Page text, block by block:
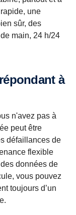
une
sûr, des
main, 24 h/24
n'avez pas à
peut être
défaillances de
flexible
données de
vous pouvez
toujours d’un